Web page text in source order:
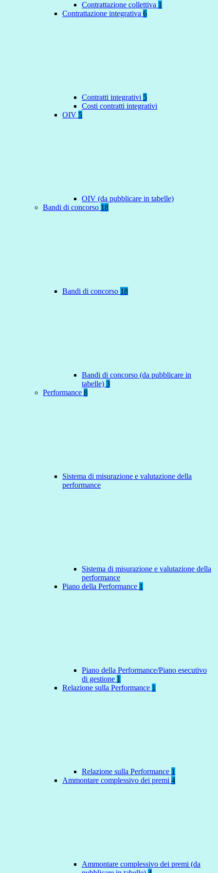
Contrattazione collettiva 1
Contrattazione integrativa 6
Contratti integrativi 5
Costi contratti integrativi
OIV 5
OIV (da pubblicare in tabelle)
Bandi di concorso 18
Bandi di concorso 18
Bandi di concorso (da pubblicare in
tabelle) 3
Performance 8
Sistema di misurazione e valutazione della
performance
Sistema di misurazione e valutazione della
performance
Piano della Performance 1
Piano della Performance/Piano esecutivo
di gestione 1
Relazione sulla Performance 1
Relazione sulla Performance 1
Ammontare complessivo dei premi 4
Ammontare complessivo dei premi (da